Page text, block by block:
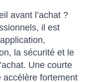
avant l’achat ?
il est
la sécurité et le
Une courte
accélère fortement